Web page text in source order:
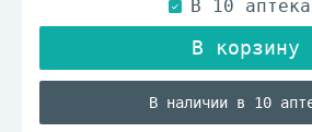
В наличии в 10